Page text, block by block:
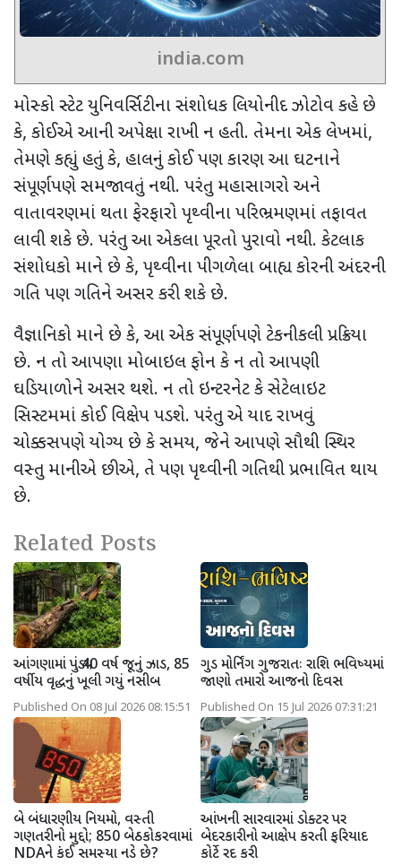
india.com
મોસ્કો સ્ટેટ યુનિવર્સિટીના સંશોધક લિયોનીદ ઝોટોવ કહે છે
કે, કોઈએ આની અપેક્ષા રાખી ન હતી. તેમના એક લેખમાં,
તેમણે કહ્યું હતું કે, હાલનું કોઈ પણ કારણ આ ઘટનાને
સંપૂર્ણપણે સમજાવતું નથી. પરંતુ મહાસાગરો અને
વાતાવરણમાં થતા ફેરફારો પૃથ્વીના પરિભ્રમણમાં તફાવત
લાવી શકે છે. પરંતુ આ એકલા પૂરતો પુરાવો નથી. કેટલાક
સંશોધકો માને છે કે, પૃથ્વીના પીગળેલા બાહ્ય કોરની અંદરની
ગતિ પણ ગતિને અસર કરી શકે છે.
વૈજ્ઞાનિકો માને છે કે, આ એક સંપૂર્ણપણે ટેકનીકલી પ્રક્રિયા
છે. ન તો આપણા મોબાઇલ ફોન કે ન તો આપણી
ઘડિયાળોને અસર થશે. ન તો ઇન્ટરનેટ કે સેટેલાઇટ
સિસ્ટમમાં કોઈ વિક્ષેપ પડશે. પરંતુ એ યાદ રાખવું
ચોક્કસપણે યોગ્ય છે કે સમય, જેને આપણે સૌથી સ્થિર
વસ્તુ માનીએ છીએ, તે પણ પૃથ્વીની ગતિથી પ્રભાવિત થાય
છે.
Related Posts
આંગણામાં પડ્યું 40 વર્ષ જૂનું ઝાડ, 85
વર્ષીય વૃદ્ધનું ખૂલી ગયું નસીબ
Published On 08 Jul 2026 08:15:51
ગુડ મોર્નિંગ ગુજરાતઃ રાશિ ભવિષ્યમાં
જાણો તમારો આજનો દિવસ
Published On 15 Jul 2026 07:31:21
બે બંધારણીય નિયમો, વસ્તી
ગણતરીનો મુદ્દો; 850 બેઠકોકરવામાં
NDAને કંઈ સમસ્યા નડે છે?
આંખની સારવારમાં ડોક્ટર પર
બેદરકારીનો આક્ષેપ કરતી ફરિયાદ
કોર્ટે રદ કરી